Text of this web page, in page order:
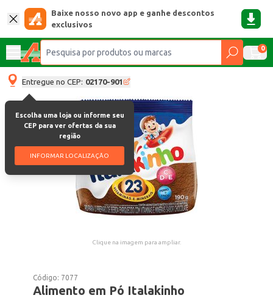
Baixe nosso novo app e ganhe descontos
exclusivos
0
Entregue no CEP: 02170-901
Escolha uma loja ou informe seu
CEP para ver ofertas da sua
região
INFORMAR LOCALIZAÇÃO
Clique na imagem para ampliar.
Código: 7077
Alimento em Pó Italakinho